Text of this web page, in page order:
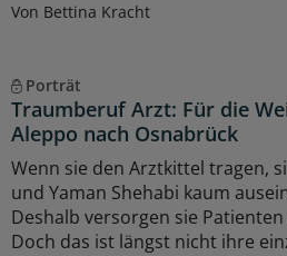
Von Bettina Kracht
Porträt
Traumberuf Arzt: Für die
Aleppo nach Osnabrück
Wenn sie den Arztkittel tragen,
und Yaman Shehabi kaum
Deshalb versorgen sie
Doch das ist längst nicht ihre